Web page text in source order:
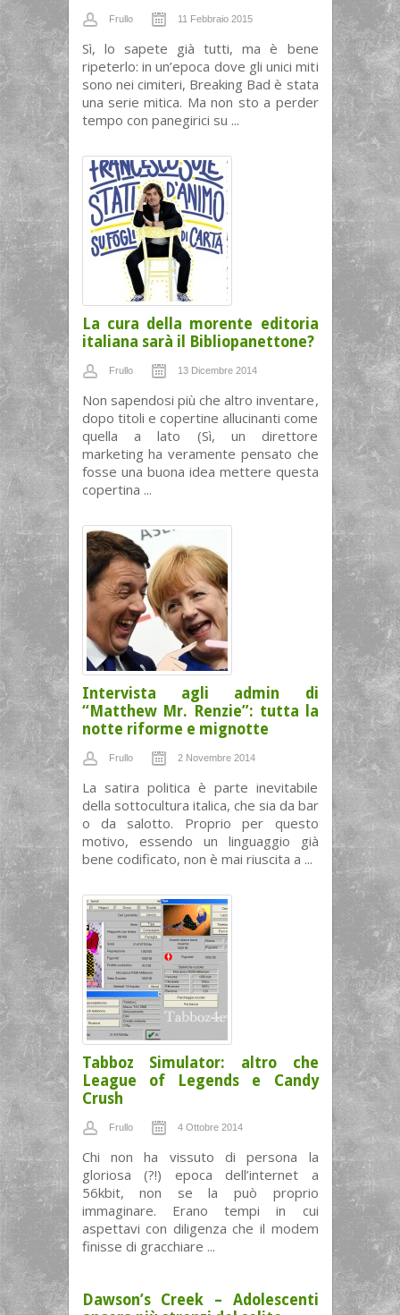
Frullo 11 Febbraio 2015
Sì, lo sapete già tutti, ma è bene
ripeterlo: in un’epoca dove gli unici miti
sono nei cimiteri, Breaking Bad è stata
una serie mitica. Ma non sto a perder
tempo con panegirici su ...
La cura della morente editoria
italiana sarà il Bibliopanettone?
Frullo 13 Dicembre 2014
Non sapendosi più che altro inventare,
dopo titoli e copertine allucinanti come
quella a lato (Sì, un direttore
marketing ha veramente pensato che
fosse una buona idea mettere questa
copertina ...
Intervista agli admin di
“Matthew Mr. Renzie”: tutta la
notte riforme e mignotte
Frullo 2 Novembre 2014
La satira politica è parte inevitabile
della sottocultura italica, che sia da bar
o da salotto. Proprio per questo
motivo, essendo un linguaggio già
bene codificato, non è mai riuscita a ...
Tabboz Simulator: altro che
League of Legends e Candy
Crush
Frullo 4 Ottobre 2014
Chi non ha vissuto di persona la
gloriosa (?!) epoca dell’internet a
56kbit, non se la può proprio
immaginare. Erano tempi in cui
aspettavi con diligenza che il modem
finisse di gracchiare ...
Dawson’s Creek – Adolescenti